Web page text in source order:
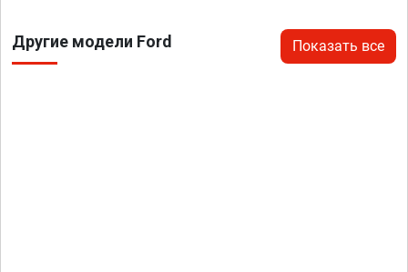
Другие модели Ford Показать все